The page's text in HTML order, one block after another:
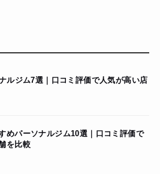
ルジム7選｜口コミ評価で人気が高い店
めパーソナルジム10選｜口コミ評価で
を比較